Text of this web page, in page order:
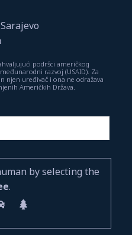
podršci američkog
razvoj (USAID). Za
njen uređivač i ona ne odražava
Američkih Država.
by selecting the
.